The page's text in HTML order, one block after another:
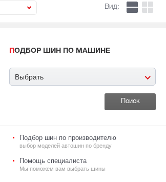
Вид:
ПОДБОР ШИН ПО МАШИНЕ
Выбрать
Подбор шин по производителю
выбор моделей автошин по бренду
Помощь специалиста
Мы поможем вам выбрать шины